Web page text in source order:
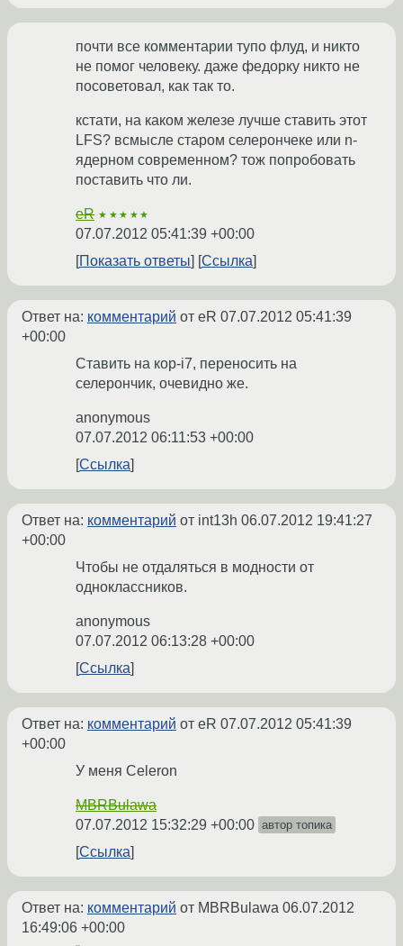
почти все комментарии тупо флуд, и никто
не помог человеку. даже федорку никто не
посоветовал, как так то.
кстати, на каком железе лучше ставить этот
LFS? всмысле старом селерончеке или n-
ядерном современном? тож попробовать
поставить что ли.
eR ★★★★★
07.07.2012 05:41:39 +00:00
Показать ответы
Ссылка
Ответ на: комментарий от eR 07.07.2012 05:41:39
+00:00
Ставить на кор-i7, переносить на
селерончик, очевидно же.
anonymous
07.07.2012 06:11:53 +00:00
Ссылка
Ответ на: комментарий от int13h 06.07.2012 19:41:27
+00:00
Чтобы не отдаляться в модности от
одноклассников.
anonymous
07.07.2012 06:13:28 +00:00
Ссылка
Ответ на: комментарий от eR 07.07.2012 05:41:39
+00:00
У меня Celeron
MBRBulawa
07.07.2012 15:32:29 +00:00 автор топика
Ссылка
Ответ на: комментарий от MBRBulawa 06.07.2012
16:49:06 +00:00